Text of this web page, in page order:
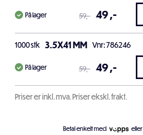
På lager 59,- 49,-
1000stk 3.5X41 MM Vnr: 786246
På lager 59,- 49,-
Priser er inkl. mva. Priser ekskl. frakt.
Betal enkelt med eller